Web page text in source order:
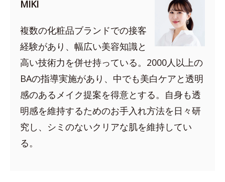
MIKI
複数の化粧品ブランドでの接客
経験があり、幅広い美容知識と
高い技術力を併せ持っている。2000人以上の
BAの指導実施があり、中でも美白ケアと透明
感のあるメイク提案を得意とする。自身も透
明感を維持するためのお手入れ方法を日々研
究し、シミのないクリアな肌を維持してい
る。